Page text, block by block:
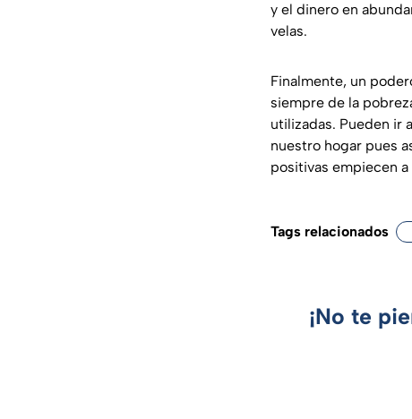
y el dinero en
velas.
Finalmente, un
siempre de la
utilizadas. Pueden ir
nuestro hogar pues
positivas empiecen a
Tags relacionados
¡No te